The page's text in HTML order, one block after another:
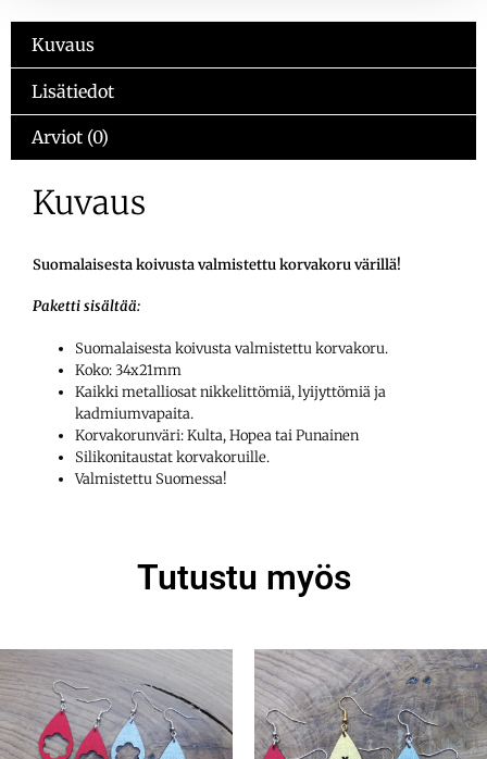
Kuvaus
Lisätiedot
Arviot (0)
Kuvaus
Suomalaisesta koivusta valmistettu korvakoru värillä!
Paketti sisältää:
Suomalaisesta koivusta valmistettu korvakoru.
Koko: 34x21mm
Kaikki metalliosat nikkelittömiä, lyijyttömiä ja
kadmiumvapaita.
Korvakorunväri: Kulta, Hopea tai Punainen
Silikonitaustat korvakoruille.
Valmistettu Suomessa!
Tutustu myös